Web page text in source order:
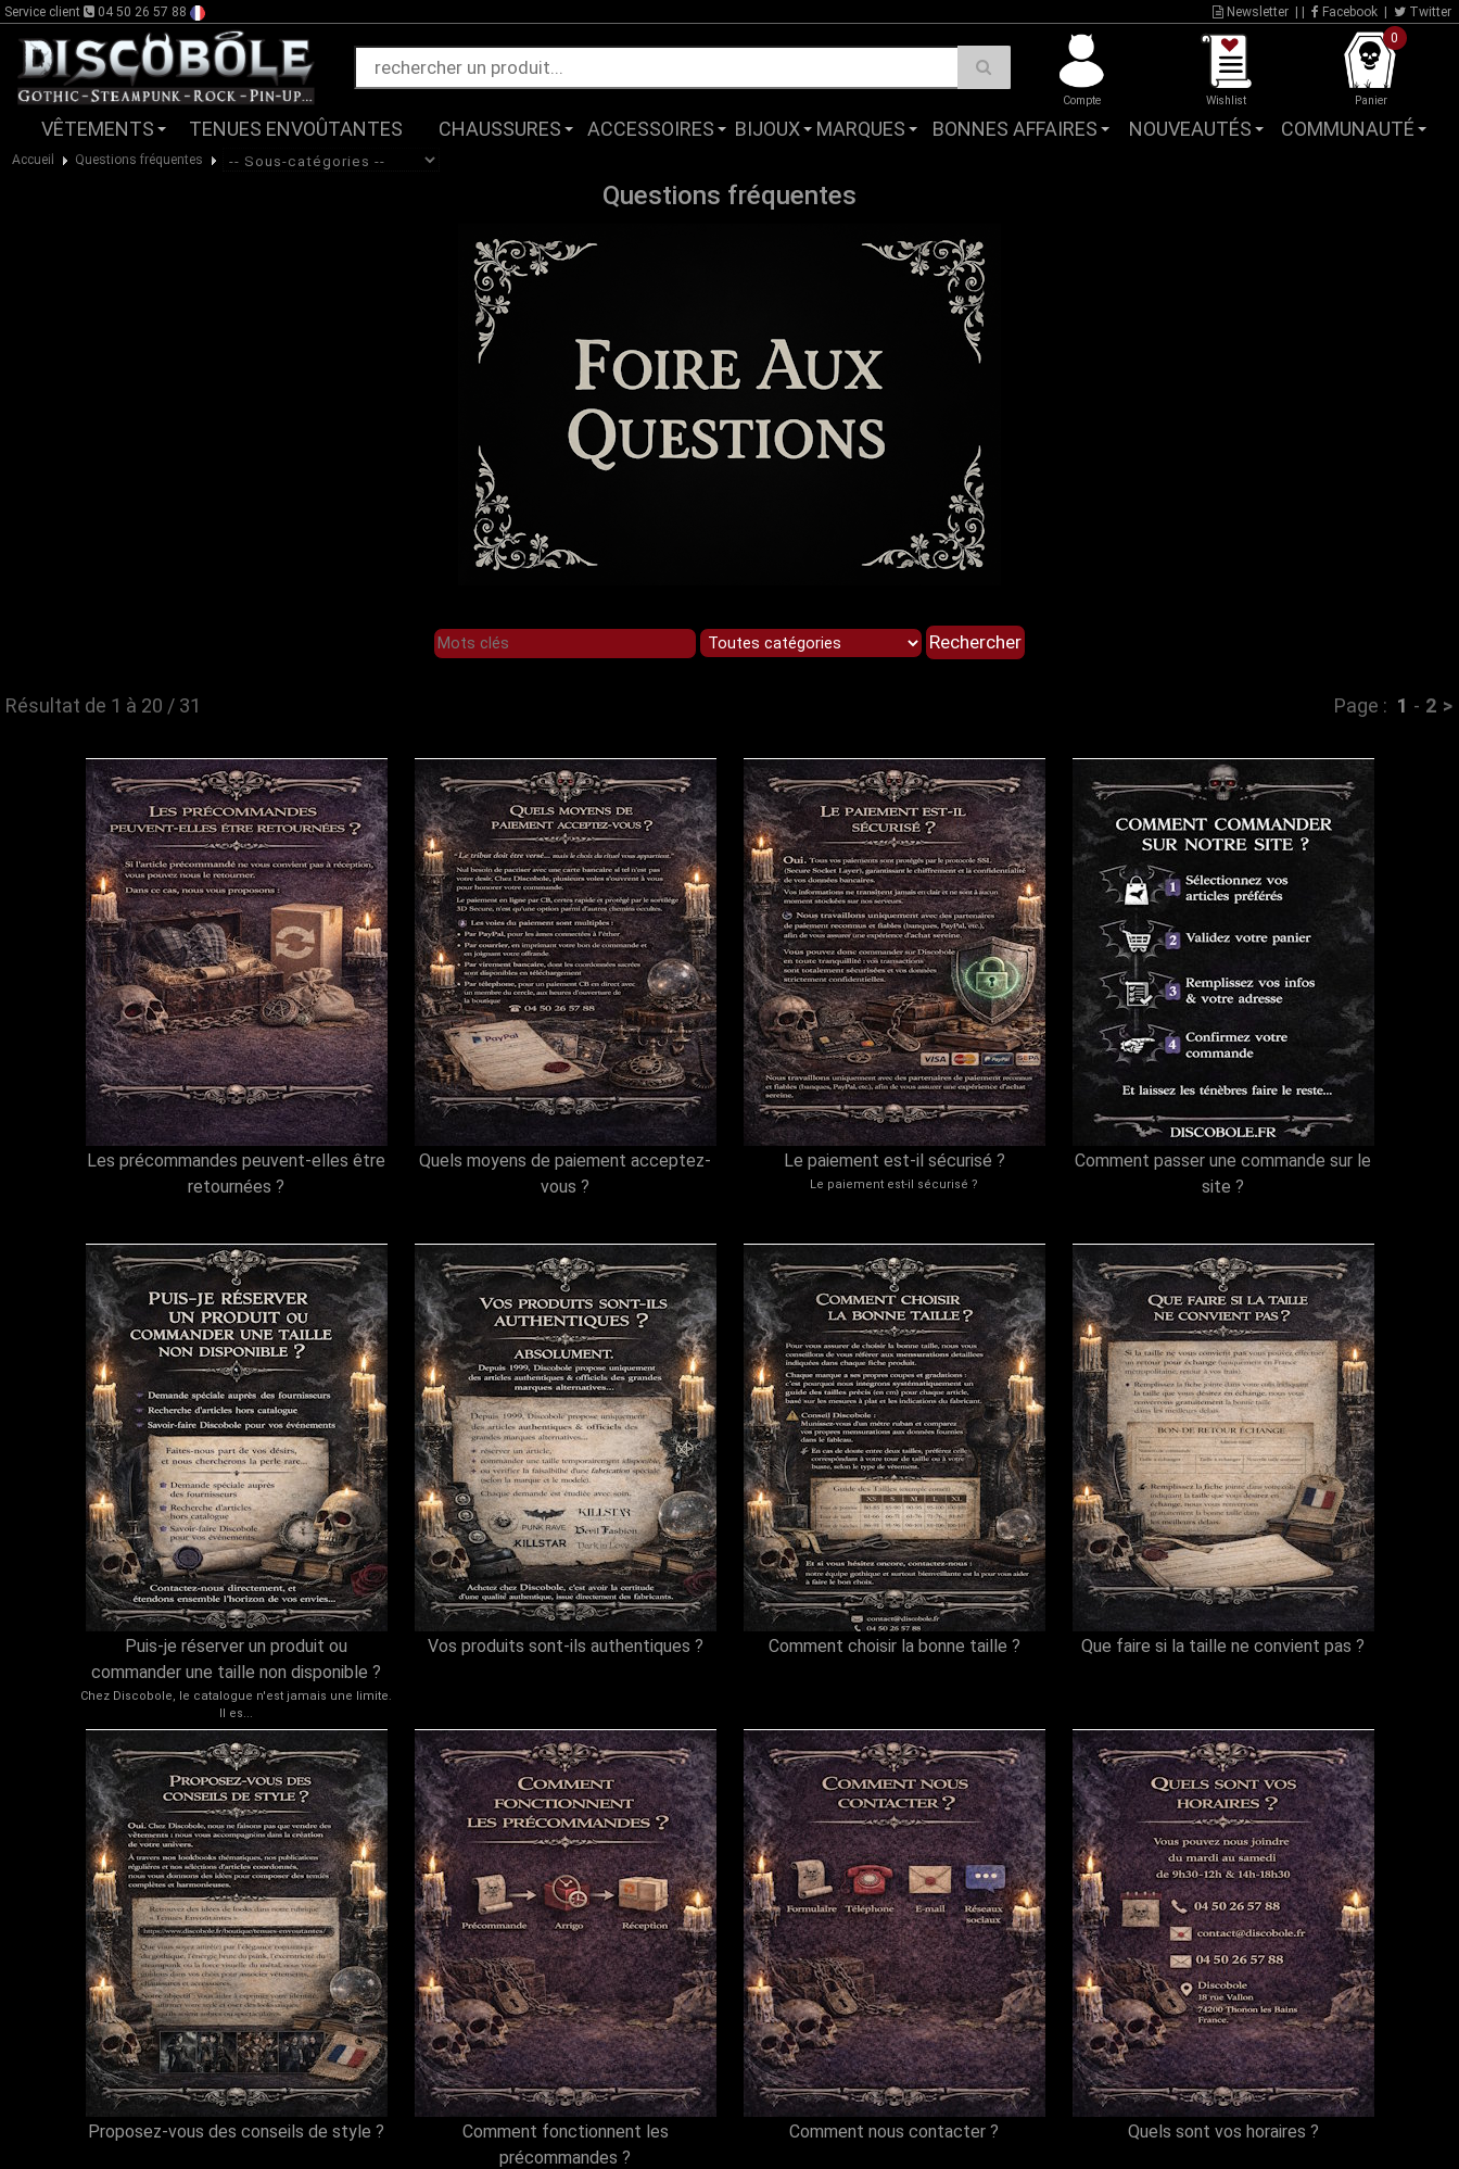
Service client 04 50 26 57 88 Newsletter Facebook Twitter
Compte Wishlist
0
Panier
VÊTEMENTS TENUES ENVOÛTANTES CHAUSSURES ACCESSOIRES BIJOUX MARQUES BONNES AFFAIRES NOUVEAUTÉS COMMUNAUTÉ
Accueil Questions fréquentes
Questions fréquentes
Résultat de 1 à 20 / 31 Page : 1 - 2 >
Les précommandes peuvent-elles être
retournées ?
Quels moyens de paiement acceptez-
vous ?
Le paiement est-il sécurisé ?
Le paiement est-il sécurisé ?
Comment passer une commande sur le
site ?
Puis-je réserver un produit ou
commander une taille non disponible ?
Chez Discobole, le catalogue n'est jamais une limite.
Il es...
Vos produits sont-ils authentiques ? Comment choisir la bonne taille ? Que faire si la taille ne convient pas ?
Proposez-vous des conseils de style ?
Comment fonctionnent les
précommandes ?
Comment nous contacter ? Quels sont vos horaires ?